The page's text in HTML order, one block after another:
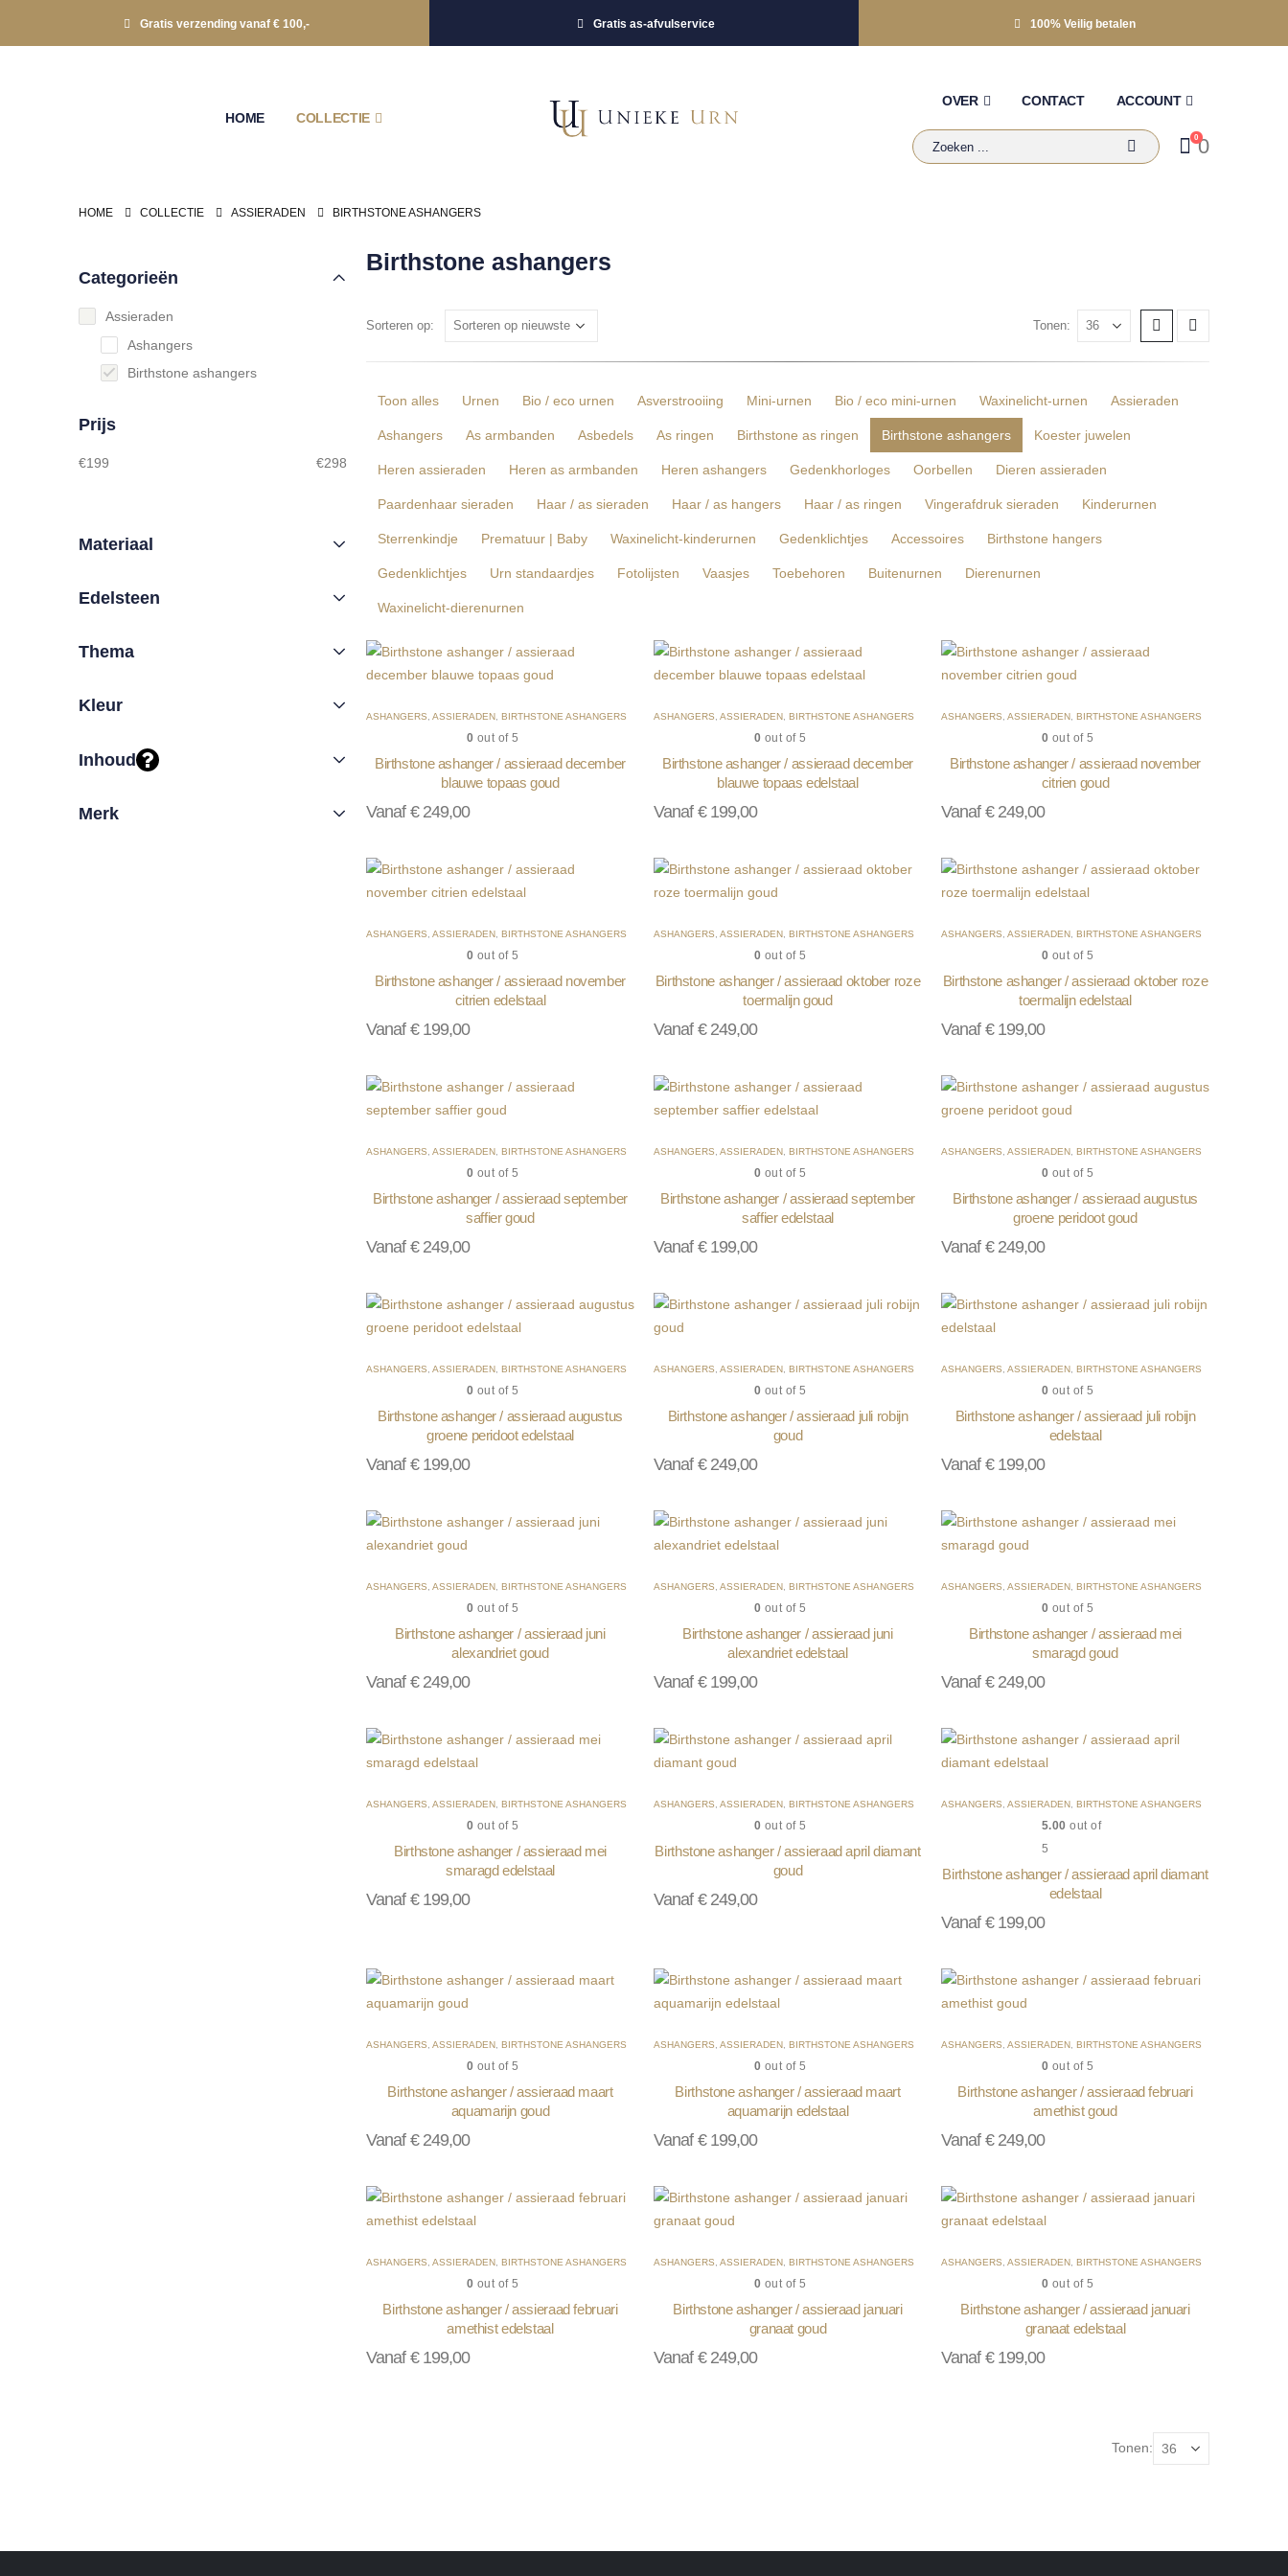
Gratis verzending vanaf € 100,- Gratis as-afvulservice 100% Veilig betalen
HOME COLLECTIE
OVER CONTACT ACCOUNT
00
HOME COLLECTIE ASSIERADEN BIRTHSTONE ASHANGERS
Birthstone ashangers
Sorteren op: Tonen:
Toon alles Urnen Bio / eco urnen Asverstrooiing Mini-urnen Bio / eco mini-urnen Waxinelicht-urnen Assieraden
Ashangers As armbanden Asbedels As ringen Birthstone as ringen Birthstone ashangers Koester juwelen
Heren assieraden Heren as armbanden Heren ashangers Gedenkhorloges Oorbellen Dieren assieraden
Paardenhaar sieraden Haar / as sieraden Haar / as hangers Haar / as ringen Vingerafdruk sieraden Kinderurnen
Sterrenkindje Prematuur | Baby Waxinelicht-kinderurnen Gedenklichtjes Accessoires Birthstone hangers
Gedenklichtjes Urn standaardjes Fotolijsten Vaasjes Toebehoren Buitenurnen Dierenurnen
Waxinelicht-dierenurnen
ASHANGERS ASSIERADEN BIRTHSTONE ASHANGERS
0 out of 5
Birthstone ashanger / assieraad december
blauwe topaas goud
Vanaf €249,00
ASHANGERS ASSIERADEN, BIRTHSTONE ASHANGERS
0 out of 5
Birthstone ashanger / assieraad december
blauwe topaas edelstaal
Vanaf €199,00
ASHANGERS ASSIERADEN, BIRTHSTONE ASHANGERS
0 out of 5
Birthstone ashanger / assieraad november
citrien goud
Vanaf €249,00
ASHANGERS ASSIERADEN BIRTHSTONE ASHANGERS
0 out of 5
Birthstone ashanger / assieraad november
citrien edelstaal
Vanaf €199,00
ASHANGERS ASSIERADEN, BIRTHSTONE ASHANGERS
0 out of 5
Birthstone ashanger / assieraad oktober roze
toermalijn goud
Vanaf €249,00
ASHANGERS ASSIERADEN, BIRTHSTONE ASHANGERS
0 out of 5
Birthstone ashanger / assieraad oktober roze
toermalijn edelstaal
Vanaf €199,00
ASHANGERS ASSIERADEN BIRTHSTONE ASHANGERS
0 out of 5
Birthstone ashanger / assieraad september
saffier goud
Vanaf €249,00
ASHANGERS ASSIERADEN, BIRTHSTONE ASHANGERS
0 out of 5
Birthstone ashanger / assieraad september
saffier edelstaal
Vanaf €199,00
ASHANGERS ASSIERADEN, BIRTHSTONE ASHANGERS
0 out of 5
Birthstone ashanger / assieraad augustus
groene peridoot goud
Vanaf €249,00
ASHANGERS ASSIERADEN BIRTHSTONE ASHANGERS
0 out of 5
Birthstone ashanger / assieraad augustus
groene peridoot edelstaal
Vanaf €199,00
ASHANGERS ASSIERADEN, BIRTHSTONE ASHANGERS
0 out of 5
Birthstone ashanger / assieraad juli robijn
goud
Vanaf €249,00
ASHANGERS ASSIERADEN, BIRTHSTONE ASHANGERS
0 out of 5
Birthstone ashanger / assieraad juli robijn
edelstaal
Vanaf €199,00
ASHANGERS ASSIERADEN BIRTHSTONE ASHANGERS
0 out of 5
Birthstone ashanger / assieraad juni
alexandriet goud
Vanaf €249,00
ASHANGERS ASSIERADEN, BIRTHSTONE ASHANGERS
0 out of 5
Birthstone ashanger / assieraad juni
alexandriet edelstaal
Vanaf €199,00
ASHANGERS ASSIERADEN, BIRTHSTONE ASHANGERS
0 out of 5
Birthstone ashanger / assieraad mei
smaragd goud
Vanaf €249,00
ASHANGERS ASSIERADEN BIRTHSTONE ASHANGERS
0 out of 5
Birthstone ashanger / assieraad mei
smaragd edelstaal
Vanaf €199,00
ASHANGERS ASSIERADEN, BIRTHSTONE ASHANGERS
0 out of 5
Birthstone ashanger / assieraad april diamant
goud
Vanaf €249,00
ASHANGERS ASSIERADEN, BIRTHSTONE ASHANGERS
5.00 out of
5
Birthstone ashanger / assieraad april diamant
edelstaal
Vanaf €199,00
ASHANGERS ASSIERADEN BIRTHSTONE ASHANGERS
0 out of 5
Birthstone ashanger / assieraad maart
aquamarijn goud
Vanaf €249,00
ASHANGERS ASSIERADEN, BIRTHSTONE ASHANGERS
0 out of 5
Birthstone ashanger / assieraad maart
aquamarijn edelstaal
Vanaf €199,00
ASHANGERS ASSIERADEN, BIRTHSTONE ASHANGERS
0 out of 5
Birthstone ashanger / assieraad februari
amethist goud
Vanaf €249,00
ASHANGERS ASSIERADEN BIRTHSTONE ASHANGERS
0 out of 5
Birthstone ashanger / assieraad februari
amethist edelstaal
Vanaf €199,00
ASHANGERS ASSIERADEN, BIRTHSTONE ASHANGERS
0 out of 5
Birthstone ashanger / assieraad januari
granaat goud
Vanaf €249,00
ASHANGERS ASSIERADEN, BIRTHSTONE ASHANGERS
0 out of 5
Birthstone ashanger / assieraad januari
granaat edelstaal
Vanaf €199,00
Tonen:
Categorieën
Assieraden
Ashangers
Birthstone ashangers
Prijs
€199 €298
Materiaal
Edelsteen
Thema
Kleur
Inhoud
Merk